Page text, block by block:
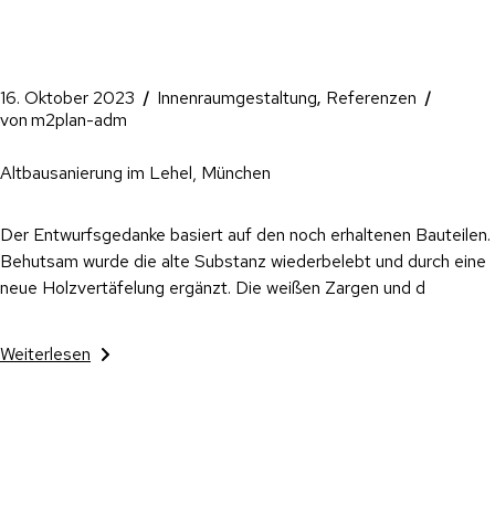
16. Oktober 2023 Innenraumgestaltung Referenzen
vonm2plan-adm
Altbausanierung im Lehel, München
Der Entwurfsgedanke basiert auf den noch erhaltenen Bauteilen.
Behutsam wurde die alte Substanz wiederbelebt und durch eine
neue Holzvertäfelung ergänzt. Die weißen Zargen und d
Weiterlesen